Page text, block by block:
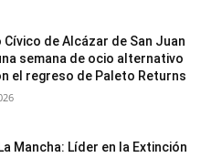
Cívico de Alcázar de San Juan
semana de ocio alternativo
el regreso de Paleto Returns
Mancha: Líder en la Extinción